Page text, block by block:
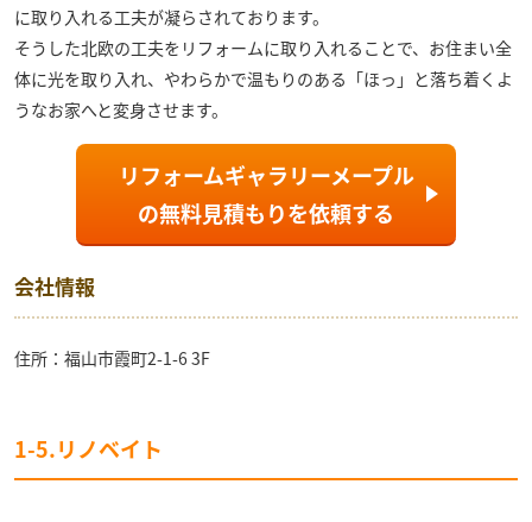
に取り入れる工夫が凝らされております。
そうした北欧の工夫をリフォームに取り入れることで、お住まい全
体に光を取り入れ、やわらかで温もりのある「ほっ」と落ち着くよ
うなお家へと変身させます。
リフォームギャラリーメープル
の無料見積もりを依頼する
会社情報
住所：福山市霞町2-1-6 3F
1-5.リノベイト